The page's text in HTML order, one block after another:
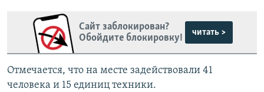
Сайт заблокирован?
Обойдите блокировку!
читать >
Отмечается, что на месте задействовали 41
человека и 15 единиц техники.